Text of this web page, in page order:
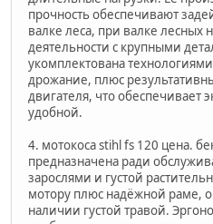
прочность обеспечивают
валке леса, при валке лесных
деятельности с крупными
укомплектована
дрожание, плюс
двигателя, что обеспечивает
удобной.
4. мотокоса stihl fs 120 цена.
предназначена ради
зарослями и густой
мотору плюс надёжной раме,
наличии густой травой.